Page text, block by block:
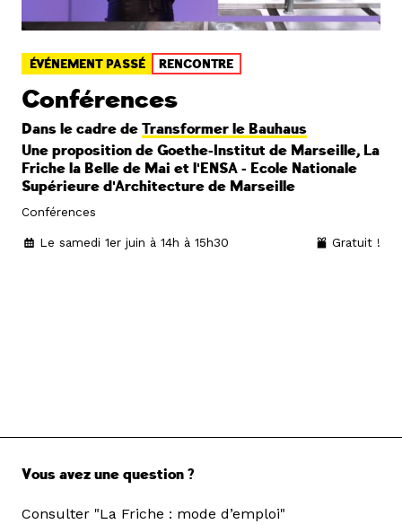
ÉVÉNEMENT PASSÉ RENCONTRE
Conférences
Dans le cadre de Transformer le Bauhaus
Une proposition de Goethe-Institut de Marseille, La
Friche la Belle de Mai et l'ENSA - Ecole Nationale
Supérieure d'Architecture de Marseille
Conférences
Le samedi 1er juin à 14h à 15h30 Gratuit !
Vous avez une question ?
Consulter "La Friche : mode d’emploi"